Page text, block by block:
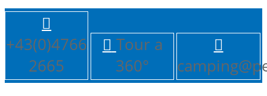
+43(0)4766
2665
Tour a
360°